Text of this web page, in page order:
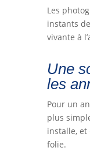
Les
instants
vivante à
Une
les
Pour un
plus
installe, et
folie.